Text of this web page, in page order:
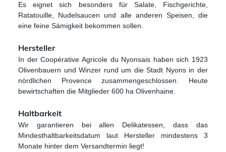
Es eignet sich besonders für Salate, Fischgerichte,
Ratatouille, Nudelsaucen und alle anderen Speisen, die
eine feine Sämigkeit bekommen sollen.
Hersteller
In der Coopérative Agricole du Nyonsais haben sich 1923
Olivenbauern und Winzer rund um die Stadt Nyons in der
nördlichen Provence zusammengeschlossen. Heute
bewirtschaften die Mitglieder 600 ha Olivenhaine.
Haltbarkeit
Wir garantieren bei allen Delikatessen, dass das
Mindesthaltbarkeitsdatum laut Hersteller mindestens 3
Monate hinter dem Versandtermin liegt!